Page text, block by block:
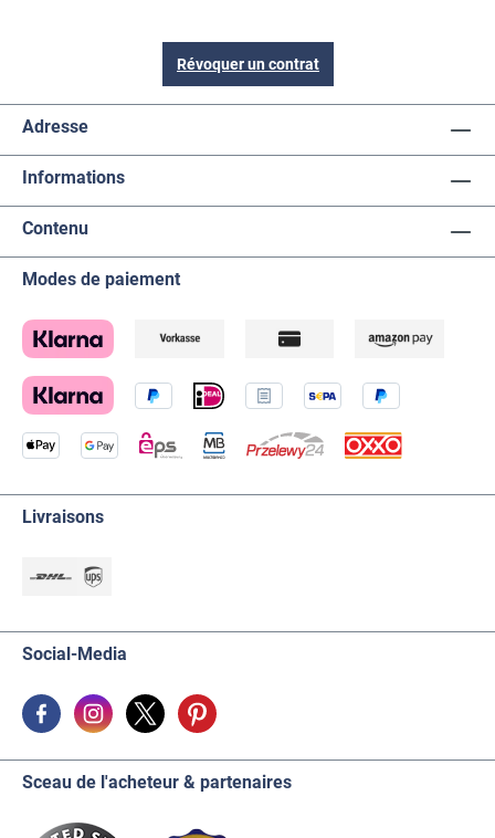
Révoquer un contrat
Adresse
Informations
Contenu
Modes de paiement
Livraisons
Social-Media
Sceau de l'acheteur & partenaires